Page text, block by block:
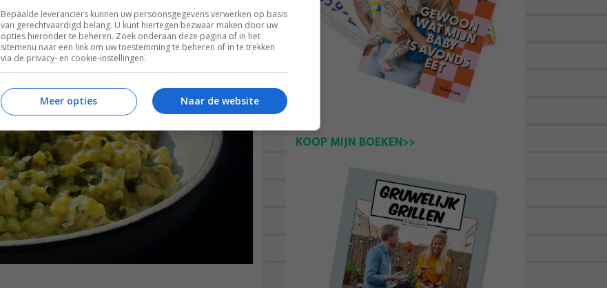
KOOP MIJN BOEKEN>>
Bepaalde leveranciers kunnen uw persoonsgegevens verwerken op basis
van gerechtvaardigd belang. U kunt hiertegen bezwaar maken door uw
opties hieronder te beheren. Zoek onderaan deze pagina of in het
sitemenu naar een link om uw toestemming te beheren of in te trekken
via de privacy- en cookie-instellingen.
Naar de website
Meer opties